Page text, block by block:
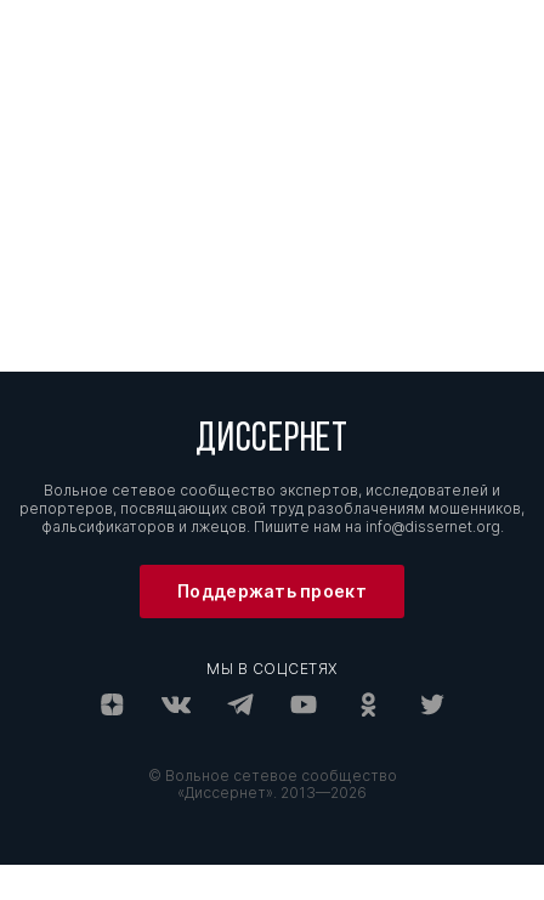
ДИССЕРНЕТ
Вольное сетевое сообщество экспертов, исследователей и
репортеров, посвящающих свой труд разоблачениям мошенников,
фальсификаторов и лжецов. Пишите нам на info@dissernet.org.
Поддержать проект
МЫ В СОЦСЕТЯХ
© Вольное сетевое сообщество
«Диссернет». 2013—2026